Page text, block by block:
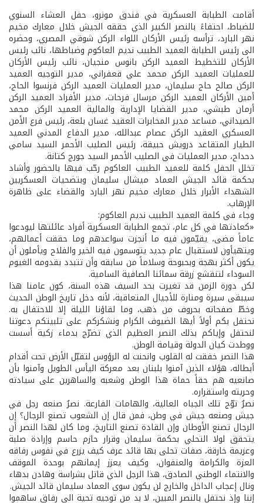
أقامت الطبابة العسكرية في فندق مونرو، حفل العشاء السنوي
للضباط، احتفاءً بالنصر الكبير الذي حققه الجيش خلال معارك مخيم
نهر البارد، ترأسه رئيس الأركان اللواء الركن شوقي المصري، وحضره
الى رئيس الطبابة العميد الطبيب نديم العاكوم وضباطها، نائب رئيس
الأركان للتخطيط العميد الركن بانوس منجيان، نائب رئيس الأركان
للعمليات العميد الركن محمد علي قعفراني، مدير التوجيه العميد
الركن صالح حاج سليمان، مدير العمليات العميد الركن فرنسوا الحاج،
أمين الأركان العميد الركن مرسال فرحات، مدير الأفراد العميد الركن
أرمان طبشي، مدير القضايا الإدارية والمالية العميد الركن محمد
الصيداني، مساعد مدير المخابرات العقيد غسان بلعة، رئيس فرع الأمن
العسكري العقيد الركن عصام عبدالله، مدير الدفاع المدني العميد
الطيار المتقاعد درويش حبيقة، رئيس الصليب الأحمر السيد سامي
دحداح، مدير العمليات في الصليب الأحمر السيد جورج كتانة.
تخلل الحفل كلمة للعميد الطبيب العاكوم رحّب فيها بالحضور وأشاد
بحكمة قائد الجيش العماد ميشال سليمان وبتضحيات العسكريين
الشهداء الأبرار خلال معارك مخيم نهر البارد والقضاء على ظاهرة
الإرهاب.
وجاء في كلمة العميد الطبيب نديم العاكوم:
«كعادتها في كل عام، تجمع الطبابة العسكرية أفراد عائلتها ليودعوا
عاماً مضى، يقيّمون فيه ما أنجزت سواعدهم وما حققت أعمالهم،
ويتهيأون لاستقبال عام جديد يتوسمون فيه الخير والفلاح ويأملون أن
يكون أكثر بهجة وبحبوحة وسلاماً من سابقه وأن تتبدد بقدومه الغيوم
السوداء لتنقشع زرقة سمائنا الصافية السامية.
لكن دورة الزمن قد تغيرت بحد السيف هذه السنة، كون عامنا هذا
سيبقى سيرة ومنارة للأجيال المتعاقبة، لأنه دخل تاريخ الوطن الحديث
وخطّ صفحاته بحروف من ذهب، وما لقاؤنا الليلة إلا للاحتفال به.
نحتفل بكم أولاً أيها الضيوف الكرام ونشكركم على تلبيتكم دعوتنا
لنحتفل وإياكم بذلك النصر العظيم الذي تضرّج بدماء زكية أسست
ووطدت كيان الدولة وقيامة الوطن.
هذا النصر خفقت له القلوب وانحنت له الرؤوس لتقبّل الأرض تحت أقدام
أبطاله، هؤلاء الذين آمنوا بلبنان بعد معركة اليأس الطويل وآمنوا بأن
صانعيه هم حقاً حماة هذا الوطن وشعبه والساهرين على سيادته
وحريته واستقراره.
نصرٌ توّج تلك الجباه العالية، والهامات الفارعة. نصرٌ صنعه رجل في
جيش وصنعه جيش في وطن، فمن قال إن الشعوب تصنع الرجال؟ إن
الرجال تصنع الأوطان وإن القادة تصنع التاريخ، وما كان لهذا النصر أن
يتحقق لولا التحلي بحكمة سليمان وقرار حازم حاسم وإرادة صلبة
وعزيمة خارقة، صفات تحلى بها قائد عرف كيف يزرع في نفوس رفاقه
العزة والكرامة والعنفوان، وكيف يعزز إيمانهم بوحدة الموقف
والانتماء الوطني الصادق، هذا الرجل الذي قاتل بشراسة وهادن بدهاء
ونال إعجاب الداخل والخارج لن يكون سوى العماد سليمان قائد الجيش.
إننا وإذ نحتفل بالنصر المبين، لا بد من توجيه تحية الى رفاق ساهموا